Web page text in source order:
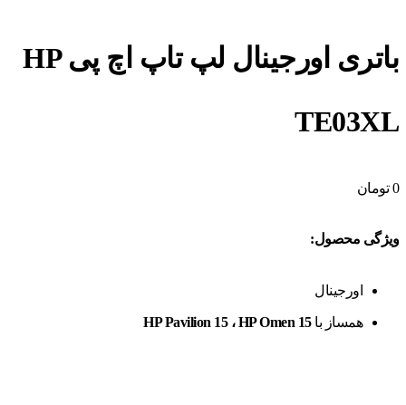
باتری اورجینال لپ تاپ اچ پی HP
TE03XL
0 تومان
ویژگی محصول:
اورجینال
همساز باHP Pavilion 15 ، HP Omen 15